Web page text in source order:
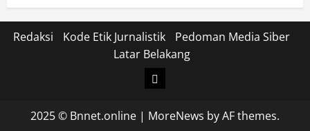
Redaksi Kode Etik Jurnalistik
Pedoman Media Siber
Latar Belakang
Login
2025 © Bnnet.online | MoreNews by AF themes.